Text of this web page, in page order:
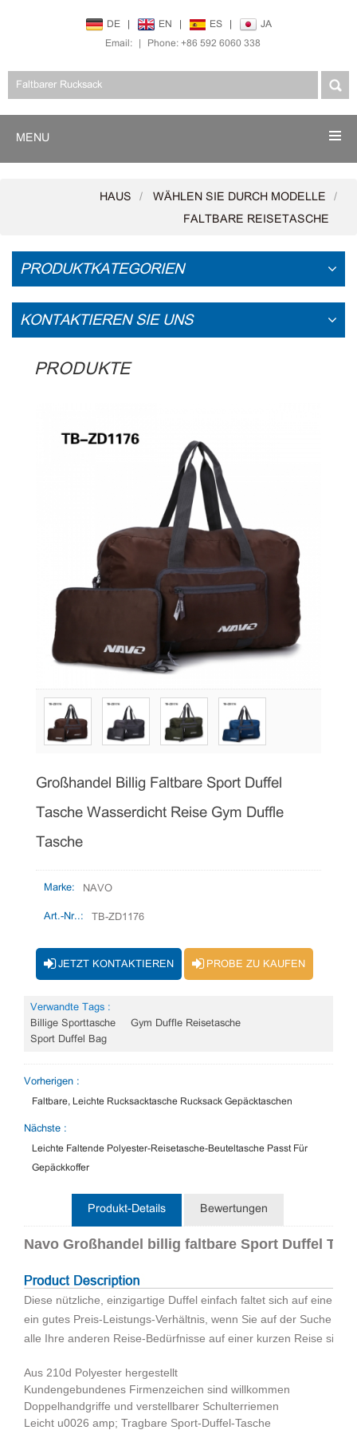
DE | EN | ES |
JA
Email: | Phone: +86 592 6060 338
MENU
HAUS
WÄHLEN SIE DURCH MODELLE
FALTBARE REISETASCHE
PRODUKTKATEGORIEN
KONTAKTIEREN SIE UNS
PRODUKTE
Großhandel Billig Faltbare Sport Duffel
Tasche Wasserdicht Reise Gym Duffle
Tasche
Marke: NAVO
Art.-Nr..: TB-ZD1176
JETZT KONTAKTIEREN PROBE ZU KAUFEN
Verwandte Tags :
Billige Sporttasche
Gym Duffle Reisetasche
Sport Duffel Bag
Vorherigen :
Faltbare, Leichte Rucksacktasche Rucksack Gepäcktaschen
Nächste :
Leichte Faltende Polyester-Reisetasche-Beuteltasche Passt Für
Gepäckkoffer
Produkt-Details Bewertungen
Navo Großhandel billig faltbare Sport Duffel
Diese nützliche, einzigartige Duffel einfach faltet sich auf eine
ein gutes Preis-Leistungs-Verhältnis, wenn Sie auf der Suche
alle Ihre anderen Reise-Bedürfnisse auf einer kurzen Reise sind.
Aus 210d Polyester hergestellt
Kundengebundenes Firmenzeichen sind willkommen
Doppelhandgriffe und verstellbarer Schulterriemen
Leicht u0026 amp; Tragbare Sport-Duffel-Tasche